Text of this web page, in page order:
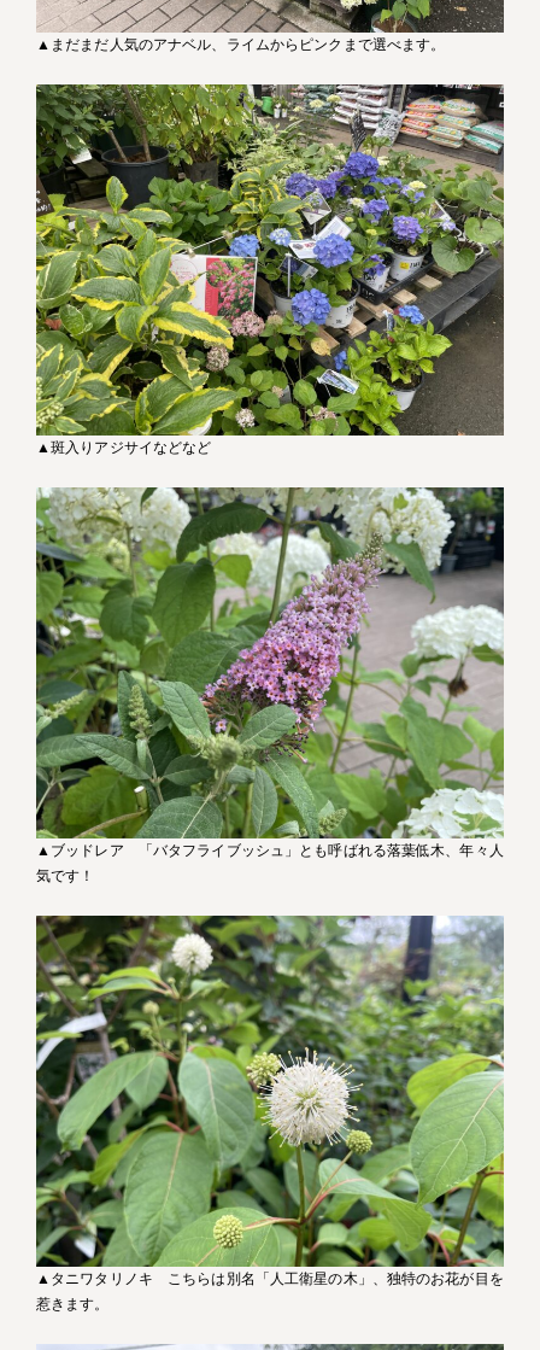
▲まだまだ人気のアナベル、ライムからピンクまで選べます。
▲斑入りアジサイなどなど
▲ブッドレア 「バタフライブッシュ」とも呼ばれる落葉低木、年々人
気です！
▲タニワタリノキ こちらは別名「人工衛星の木」、独特のお花が目を
惹きます。